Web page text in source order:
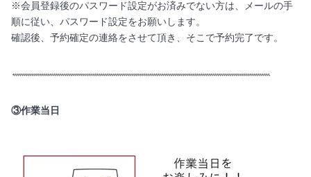
※会員登録後のパスワード設定がお済みでない方は、メールの手
順に従い、パスワード設定をお願いします。
確認後、予約確定の連絡をさせて頂き、そこで予約完了です。
③作業当日